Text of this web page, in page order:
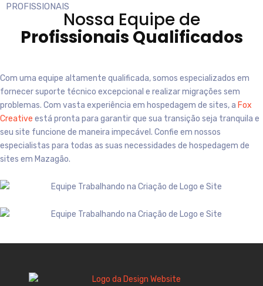
PROFISSIONAIS
Nossa Equipe de
Profissionais Qualificados
Com uma equipe altamente qualificada, somos especializados em
fornecer suporte técnico excepcional e realizar migrações sem
problemas. Com vasta experiência em hospedagem de sites, a Fox
Creative está pronta para garantir que sua transição seja tranquila e
seu site funcione de maneira impecável. Confie em nossos
especialistas para todas as suas necessidades de hospedagem de
sites em Mazagão.